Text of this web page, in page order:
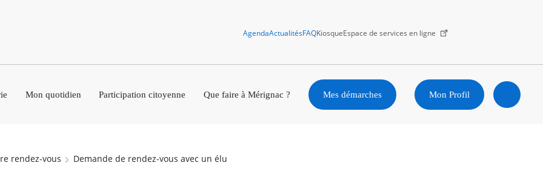
AgendaActualitésFAQKiosqueEspace de services en ligne
Mon quotidien Participation citoyenne Que faire à Mérignac ? Mes démarches Mon Profil
rendez-vous Demande de rendez-vous avec un élu